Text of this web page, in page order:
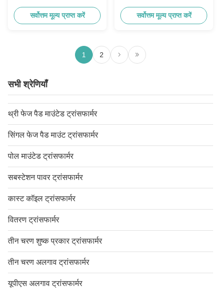
230VAC से 24VAC
सर्वोत्तम मूल्य प्राप्त करें
सर्वोत्तम मूल्य प्राप्त करें
1 2
सभी श्रेणियाँ
थ्री फेज पैड माउंटेड ट्रांसफार्मर
सिंगल फेज पैड माउंट ट्रांसफार्मर
पोल माउंटेड ट्रांसफार्मर
सबस्टेशन पावर ट्रांसफार्मर
कास्ट कॉइल ट्रांसफार्मर
वितरण ट्रांसफार्मर
तीन चरण शुष्क प्रकार ट्रांसफार्मर
तीन चरण अलगाव ट्रांसफार्मर
यूपीएस अलगाव ट्रांसफार्मर